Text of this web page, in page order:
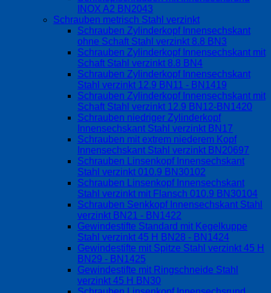
INOX A2 BN2043
Schrauben metrisch Stahl verzinkt
Schrauben Zylinderkopf Innensechskant
ohne Schaft Stahl verzinkt 8.8 BN3
Schrauben Zylinderkopf Innensechskant mit
Schaft Stahl verzinkt 8.8 BN4
Schrauben Zylinderkopf Innensechskant
Stahl verzinkt 12.9 BN11 - BN1419
Schrauben Zylinderkopf Innensechskant mit
Schaft Stahl verzinkt 12.9 BN12-BN1420
Schrauben niedriger Zylinderkopf
Innensechskant Stahl verzinkt BN17
Schrauben mit extrem niederem Kopf
Innensechskant Stahl verzinkt BN20697
Schrauben Linsenkopf Innensechskant
Stahl verzinkt 010.9 BN30102
Schrauben Linsenkopf Innensechskant
Stahl verzinkt mit Flansch 010.9 BN30104
Schrauben Senkkopf Innensechskant Stahl
verzinkt BN21 - BN1422
Gewindestifte Standard mit Kegelkuppe
Stahl verzinkt 45 H BN28 - BN1424
Gewindestifte mit Spitze Stahl verzinkt 45 H
BN29 - BN1425
Gewindestifte mit Ringschneide Stahl
verzinkt 45 H BN30